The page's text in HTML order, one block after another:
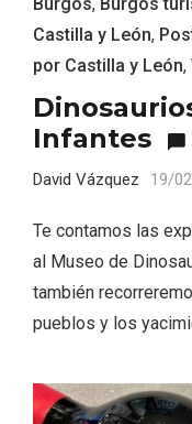
Castilla y León,
por Castilla y León,
Infantes
David Vázquez 19/
Te contamos las
al Museo de
también
pueblos y los